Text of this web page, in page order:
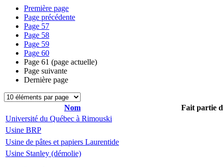
Première page
Page précédente
Page 57
Page 58
Page 59
Page 60
Page 61 (page actuelle)
Page suivante
Dernière page
Nom
Fait partie
Université du Québec à Rimouski
Usine BRP
Usine de pâtes et papiers Laurentide
Usine Stanley (démolie)